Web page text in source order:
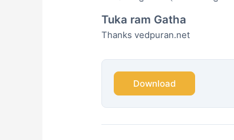
Tuka ram Gatha
Thanks vedpuran.net
Download